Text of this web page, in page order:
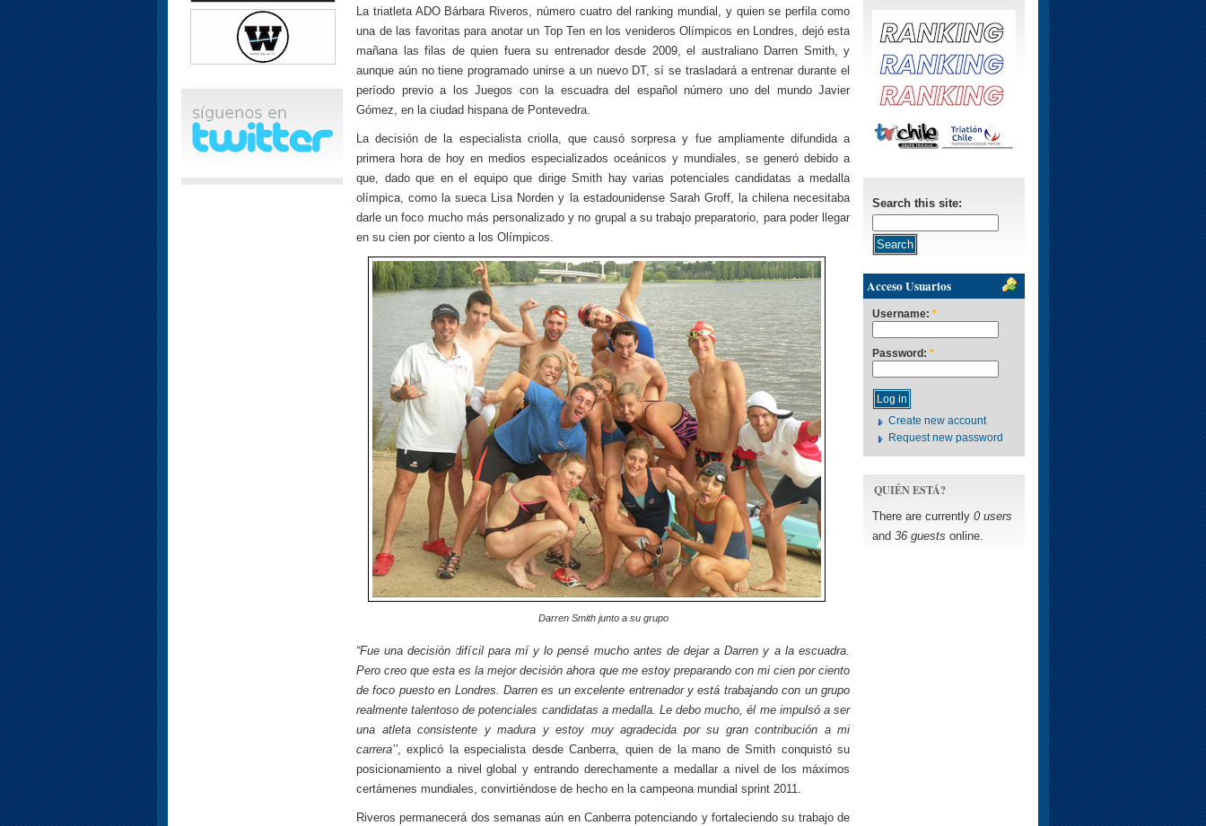
La triatleta ADO Bárbara Riveros, número cuatro del ranking mundial, y quien se perfila como
una de las favoritas para anotar un Top Ten en los venideros Olímpicos en Londres, dejó esta
mañana las filas de quien fuera su entrenador desde 2009, el australiano Darren Smith, y
aunque aún no tiene programado unirse a un nuevo DT, sí se trasladará a entrenar durante el
período previo a los Juegos con la escuadra del español número uno del mundo Javier
Gómez, en la ciudad hispana de Pontevedra.
La decisión de la especialista criolla, que causó sorpresa y fue ampliamente difundida a
primera hora de hoy en medios especializados oceánicos y mundiales, se generó debido a
que, dado que en el equipo que dirige Smith hay varias potenciales candidatas a medalla
olímpica, como la sueca Lisa Norden y la estadounidense Sarah Groff, la chilena necesitaba
darle un foco mucho más personalizado y no grupal a su trabajo preparatorio, para poder llegar
en su cien por ciento a los Olímpicos.
Darren Smith junto a su grupo
“Fue una decisión difícil para mí y lo pensé mucho antes de dejar a Darren y a la escuadra.
Pero creo que esta es la mejor decisión ahora que me estoy preparando con mi cien por ciento
de foco puesto en Londres. Darren es un excelente entrenador y está trabajando con un grupo
realmente talentoso de potenciales candidatas a medalla. Le debo mucho, él me impulsó a ser
una atleta consistente y madura y estoy muy agradecida por su gran contribución a mi
carrera’’, explicó la especialista desde Canberra, quien de la mano de Smith conquistó su
posicionamiento a nivel global y entrando derechamente a medallar a nivel de los máximos
certámenes mundiales, convirtiéndose de hecho en la campeona mundial sprint 2011.
Riveros permanecerá dos semanas aún en Canberra potenciando y fortaleciendo su trabajo de
Search this site:
Acceso Usuarios
Username: *
Password: *
Create new account
Request new password
QUIÉN ESTÁ?
There are currently 0 users
and 36 guests online.